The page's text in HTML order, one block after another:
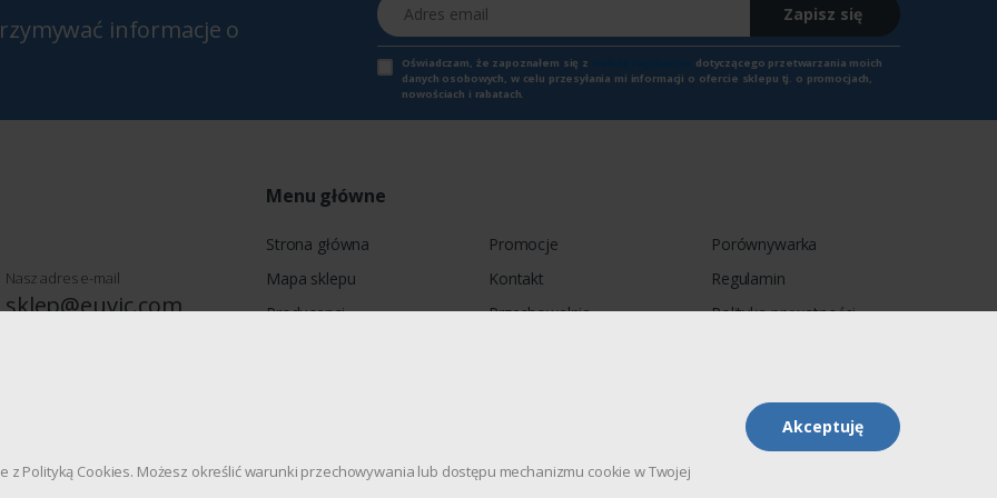
z Polityką Cookies. Możesz określić warunki przechowywania lub dostępu mechanizmu cookie w Twojej
Akceptuję
informacje o
Zapisz się
Oświadczam, że zapoznałem się z
dotyczącego przetwarzania moich
danych osobowych, w celu przesyłania mi informacji o ofercie sklepu tj. o promocjach,
nowościach i rabatach.
Nasz adres e-mail
sklep@euvic.com
Menu główne
Strona główna
Mapa sklepu
Producenci
Promocje
Kontakt
Przechowalnia
Porównywarka
Regulamin
Polityka prywatności